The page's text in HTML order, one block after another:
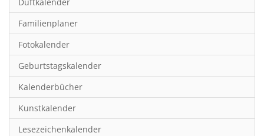
Film
Fotokunst
Frauen
Fußball
Gaming
Geburtstagskalender
Familienplaner
Fotokalender
Geburtstagskalender
Kalenderbücher
Kunstkalender
Lesezeichenkalender